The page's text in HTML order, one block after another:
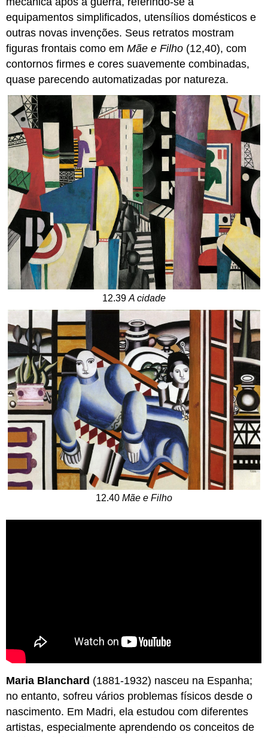
equipamentos simplificados, utensílios domésticos e
outras novas invenções. Seus retratos mostram
figuras frontais como emMãe e Filho (12,40), com
contornos firmes e cores suavemente combinadas,
quase parecendo automatizadas por natureza.
12.39 A cidade
12.40 Mãe e Filho
Maria Blanchard (1881-1932) nasceu na Espanha;
no entanto, sofreu vários problemas físicos desde o
nascimento. Em Madri, ela estudou com diferentes
artistas, especialmente aprendendo os conceitos de